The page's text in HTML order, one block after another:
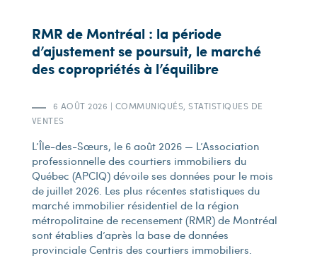
RMR de Montréal : la période
d’ajustement se poursuit, le marché
des copropriétés à l’équilibre
6 AOÛT 2026 | COMMUNIQUÉS,STATISTIQUES DE
VENTES
L’Île-des-Sœurs, le 6 août 2026 — L’Association
professionnelle des courtiers immobiliers du
Québec (APCIQ) dévoile ses données pour le mois
de juillet 2026. Les plus récentes statistiques du
marché immobilier résidentiel de la région
métropolitaine de recensement (RMR) de Montréal
sont établies d’après la base de données
provinciale Centris des courtiers immobiliers.